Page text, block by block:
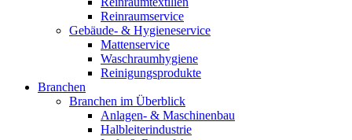
Reinraumservice
Gebäude- & Hygieneservice
Mattenservice
Waschraumhygiene
Reinigungsprodukte
Branchen
Branchen im Überblick
Anlagen- & Maschinenbau
Halbleiterindustrie